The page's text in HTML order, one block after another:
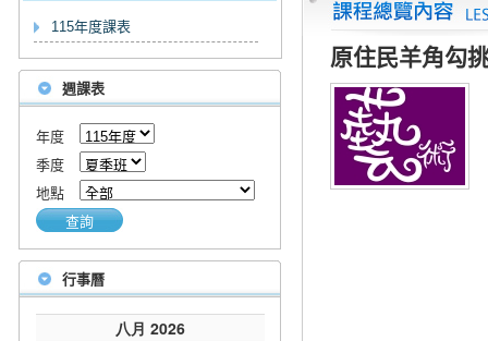
115年度課表
週課表
年度
季度
地點
查詢
行事曆
原住民羊角勾